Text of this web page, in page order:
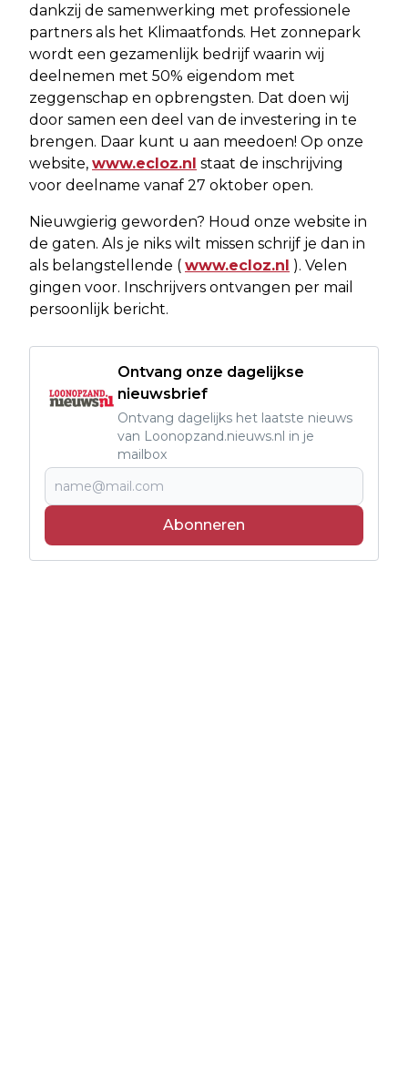
dankzij de samenwerking met professionele
partners als het Klimaatfonds. Het zonnepark
wordt een gezamenlijk bedrijf waarin wij
deelnemen met 50% eigendom met
zeggenschap en opbrengsten. Dat doen wij
door samen een deel van de investering in te
brengen. Daar kunt u aan meedoen! Op onze
website, www.ecloz.nl staat de inschrijving
voor deelname vanaf 27 oktober open.
Nieuwgierig geworden? Houd onze website in
de gaten. Als je niks wilt missen schrijf je dan in
als belangstellende ( www.ecloz.nl ). Velen
gingen voor. Inschrijvers ontvangen per mail
persoonlijk bericht.
Ontvang onze dagelijkse
nieuwsbrief
Ontvang dagelijks het laatste nieuws
van Loonopzand.nieuws.nl in je
mailbox
Abonneren